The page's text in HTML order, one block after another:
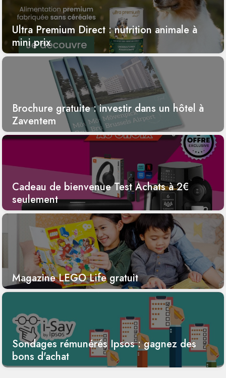
Ultra Premium Direct : nutrition animale à
mini prix
Brochure gratuite : investir dans un hôtel à
Zaventem
Cadeau de bienvenue Test Achats à 2€
seulement
Magazine LEGO Life gratuit
Sondages rémunérés Ipsos : gagnez des
bons d'achat